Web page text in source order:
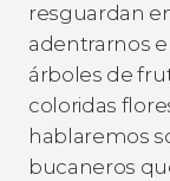
resguardan
adentrarnos
árboles de
coloridas
hablaremos
bucaneros